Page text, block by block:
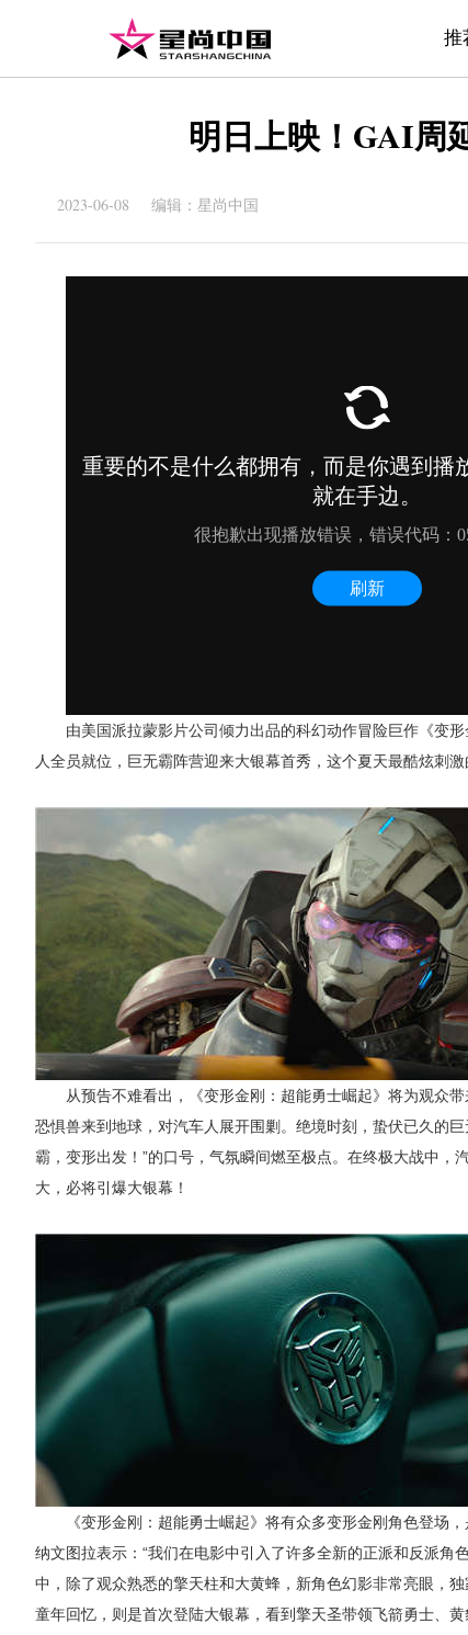
推
明日上映！GAI周
2023-06-08 编辑：星尚中国
由美国派拉蒙影片公司倾力出品的科幻动作冒险巨作《变
人全员就位，巨无霸阵营迎来大银幕首秀，这个夏天最酷炫刺
从预告不难看出，《变形金刚：超能勇士崛起》将为观众
恐惧兽来到地球，对汽车人展开围剿。绝境时刻，蛰伏已久的
霸，变形出发！”的口号，气氛瞬间燃至极点。在终极大战中
大，必将引爆大银幕！
《变形金刚：超能勇士崛起》将有众多变形金刚角色登场
纳文图拉表示：“我们在电影中引入了许多全新的正派和反派
中，除了观众熟悉的擎天柱和大黄蜂，新角色幻影非常亮眼，
童年回忆，则是首次登陆大银幕，看到擎天圣带领飞箭勇士、